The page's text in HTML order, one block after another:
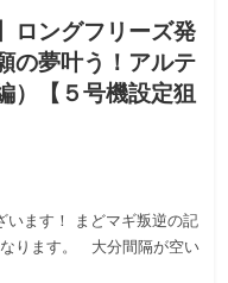
ロングフリーズ発
の夢叶う！アルテ
）【５号機設定狙
います！ まどマギ叛逆の記
ります。 大分間隔が空い